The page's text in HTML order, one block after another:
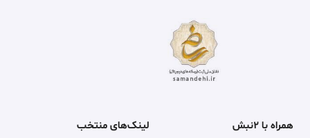
همراه با ۲نبش لینک‌های منتخب